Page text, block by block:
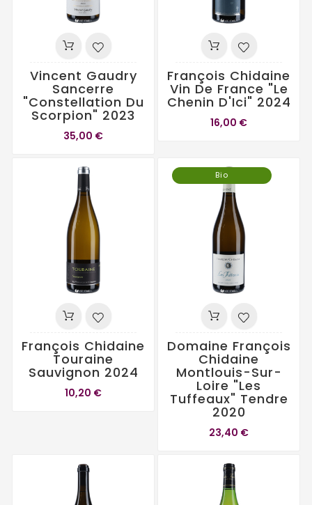
Vincent Gaudry
Sancerre
"Constellation Du
Scorpion" 2023
35,00 €
François Chidaine
Vin De France "Le
Chenin D'Ici" 2024
16,00 €
François Chidaine
Touraine
Sauvignon 2024
10,20 €
Bio
Domaine François
Chidaine
Montlouis-Sur-
Loire "Les
Tuffeaux" Tendre
2020
23,40 €